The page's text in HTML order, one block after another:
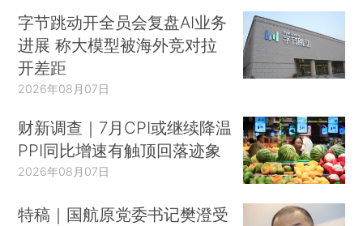
字节跳动开全员会复盘AI业务
进展 称大模型被海外竞对拉
开差距
2026年08月07日
财新调查｜7月CPI或继续降温
PPI同比增速有触顶回落迹象
2026年08月07日
特稿｜国航原党委书记樊澄受